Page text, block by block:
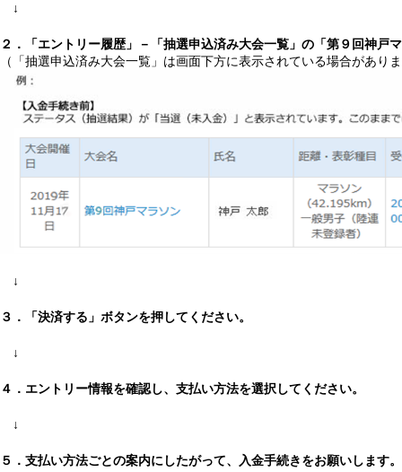
↓
２．「エントリー履歴」－「抽選申込済み大会一覧」の「第９回神
（「抽選申込済み大会一覧」は画面下方に表示されている場合があり
↓
３．「決済する」ボタンを押してください。
↓
４．エントリー情報を確認し、支払い方法を選択してください。
↓
５．支払い方法ごとの案内にしたがって、入金手続きをお願いします。